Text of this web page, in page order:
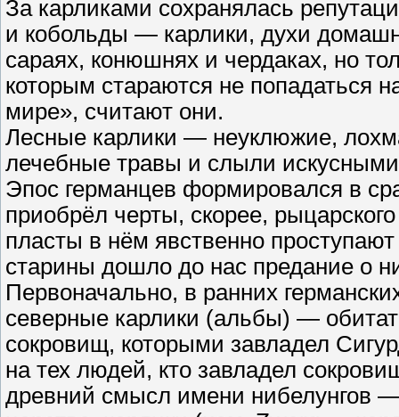
За карликами сохранялась
и кобольды — карлики, духи
сараях, конюшнях и чердаках, но
которым стараются не попадаться
мире», считают они.
Лесные карлики — неуклюжие,
лечебные травы и слыли
Эпос германцев формировался в
приобрёл черты, скорее,
пласты в нём явственно
старины дошло до нас предание о
Первоначально, в ранних
северные карлики (альбы) —
сокровищ, которыми завладел
на тех людей, кто завладел
древний смысл имени нибелунгов